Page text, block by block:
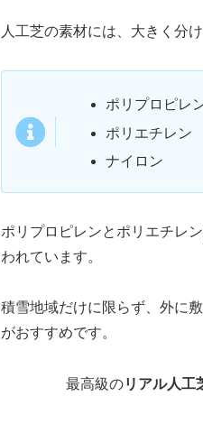
人工芝の素材には、大きく分
ポリプロピレ
ポリエチレン
ナイロン
ポリプロピレンとポリエチレ
われています。
積雪地域だけに限らず、外に
がおすすめです。
最高級のリアル人工